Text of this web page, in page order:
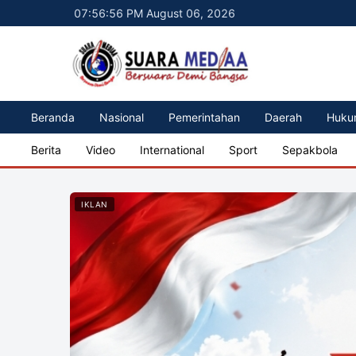
07:56:57 PM August 06, 2026
Beranda Nasional Pemerintahan Daerah
Berita Video International Sport Sepakbola
IKLAN